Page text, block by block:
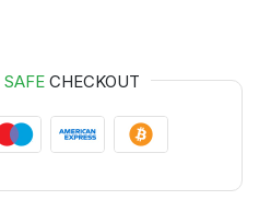
SAFE CHECKOUT